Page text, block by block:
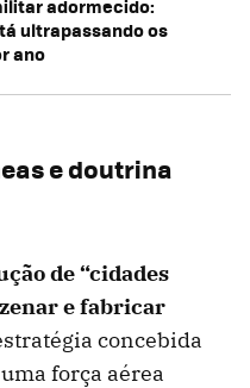
adormecido:
ultrapassando os
ano
e doutrina
de “cidades
e fabricar
concebida
força aérea